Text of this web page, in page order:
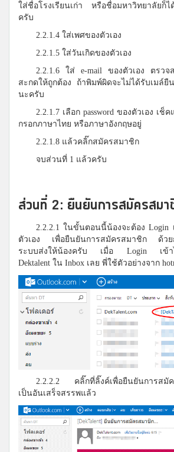
ใส่ชื่อโรงเรียนเก่า หรือชื่อมหาวิทยาลัยก็
ครับ
2.2.1.4 ใส่เพศของตัวเอง
2.2.1.5 ใส่วันเกิดของตัวเอง
2.2.1.6 ใส่ e-mail ของตัวเอง ตรว
สะกดให้ถูกต้อง ถ้าพิมพ์ผิดจะไม่ได้รับเมล์
นะครับ
2.2.1.7 เลือก password ของตัวเอง เ
กรอกภาษาไทย หรือภาษาอังกฤษอยู่
2.2.1.8 แล้วคลิ๊กสมัครสมาชิก
จบส่วนที่ 1 แล้วครับ
ส่วนที่ 2: ยืนยันการสมัครสมา
2.2.2.1 ในขั้นตอนนี้น้องจะต้อง Login
ตัวเอง เพื่อยืนยันการสมัครสมาชิก ด้วย
ระบบส่งให้น้องครับ เมื่อ Login เข้าไ
Dektalent ใน Inbox เลย พี่ใช้ตัวอย่างจาก
2.2.2.2 คลิ๊กที่ลิ๊งค์เพื่อยืนยันการสมัค
เป็นอันเสร็จสรรพแล้ว